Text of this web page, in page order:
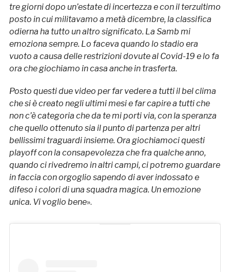
tre giorni dopo un’estate di incertezza e con il terzultimo
posto in cui militavamo a metà dicembre, la classifica
odierna ha tutto un altro significato. La Samb mi
emoziona sempre. Lo faceva quando lo stadio era
vuoto a causa delle restrizioni dovute al Covid-19 e lo fa
ora che giochiamo in casa anche in trasferta.
Posto questi due video per far vedere a tutti il bel clima
che si è creato negli ultimi mesi e far capire a tutti che
non c’è categoria che da te mi porti via, con la speranza
che quello ottenuto sia il punto di partenza per altri
bellissimi traguardi insieme. Ora giochiamoci questi
playoff con la consapevolezza che fra qualche anno,
quando ci rivedremo in altri campi, ci potremo guardare
in faccia con orgoglio sapendo di aver indossato e
difeso i colori di una squadra magica. Un emozione
unica. Vi voglio bene».